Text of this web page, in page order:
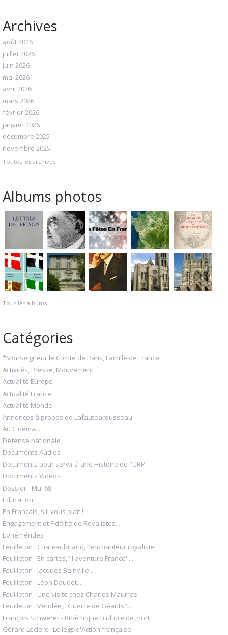
Archives
août 2026
juillet 2026
juin 2026
mai 2026
avril 2026
mars 2026
février 2026
janvier 2026
décembre 2025
novembre 2025
Toutes les archives
Albums photos
Tous les albums
Catégories
*Monseigneur le Comte de Paris, Famille de France
Activités, Presse, Mouvement
Actualité Europe
Actualité France
Actualité Monde
Annonces à propos de Lafautearousseau
Au Cinéma...
Défense nationale
Documents Audios
Documents pour servir à une Histoire de l'URP
Documents Vidéos
Dossier - Mai 68
Éducation
En Français, s'il vous plaît !
Engagement et Fidélité de Royalistes...
Éphémérides
Feuilleton : Chateaubriand, l'enchanteur royaliste
Feuilleton : En cartes, "l'aventure France"...
Feuilleton : Jacques Bainville...
Feuilleton : Léon Daudet...
Feuilleton : Une visite chez Charles Maurras
Feuilleton : Vendée, "Guerre de Géants"...
François Schwerer - Bioéthique : culture de mort
Gérard Leclerc - Le legs d'Action française